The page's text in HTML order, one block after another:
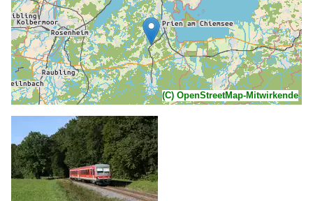
(C) OpenStreetMap-Mitwirkende